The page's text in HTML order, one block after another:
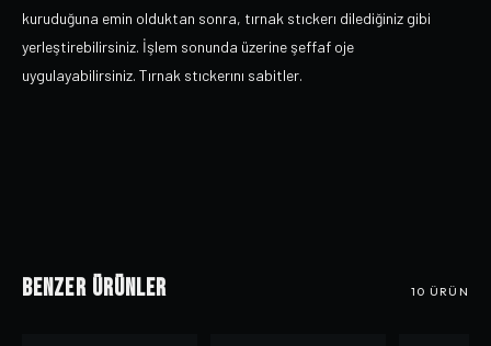
kuruduğuna emin olduktan sonra, tırnak stıckerı dilediğiniz gibi
yerleştirebilirsiniz. İşlem sonunda üzerine şeffaf oje
uygulayabilirsiniz. Tırnak stıckerını sabitler.
Benzer Ürünler 10 ÜRÜN